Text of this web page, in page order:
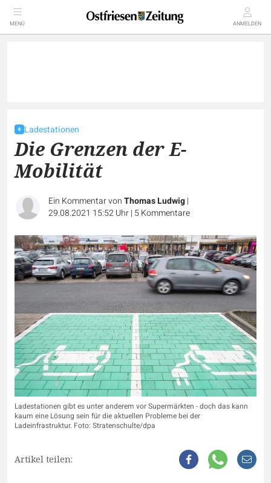
MENÜ ANMELDEN
Ladestationen
Die Grenzen der E-
Mobilität
Ein Kommentar vonThomas Ludwig|
29.08.2021 15:52 Uhr| 5Kommentare
Ladestationen gibt es unter anderem vor Supermärkten - doch das kann
kaum eine Lösung sein für die aktuellen Probleme bei der
Ladeinfrastruktur. Foto: Stratenschulte/dpa
Artikel teilen: